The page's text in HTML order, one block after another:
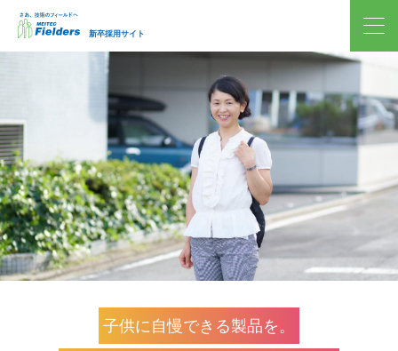
新卒採用サイト
子供に自慢できる製品を。